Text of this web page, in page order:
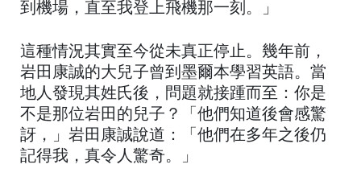
到機場，直至我登上飛機那一刻。」
這種情況其實至今從未真正停止。幾年前，
岩田康誠的大兒子曾到墨爾本學習英語。當
地人發現其姓氏後，問題就接踵而至：你是
不是那位岩田的兒子？「他們知道後會感驚
訝，」岩田康誠說道：「他們在多年之後仍
記得我，真令人驚奇。」